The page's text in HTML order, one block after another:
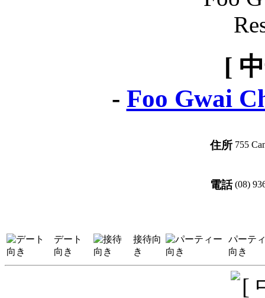
[
- Foo Gwai
住所 755
電話 (08)
デート
向き
接待向
き
パーテ
向き